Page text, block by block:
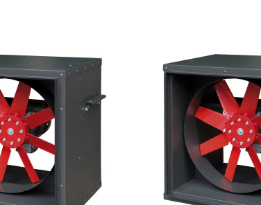
DETAILS